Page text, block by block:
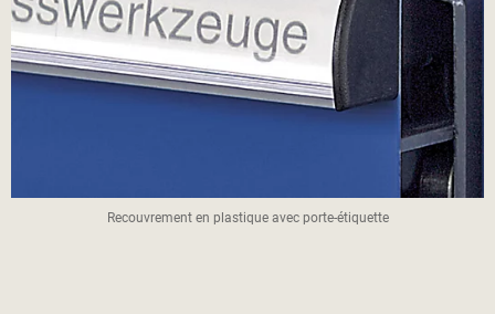
Recouvrement en plastique avec porte-étiquette